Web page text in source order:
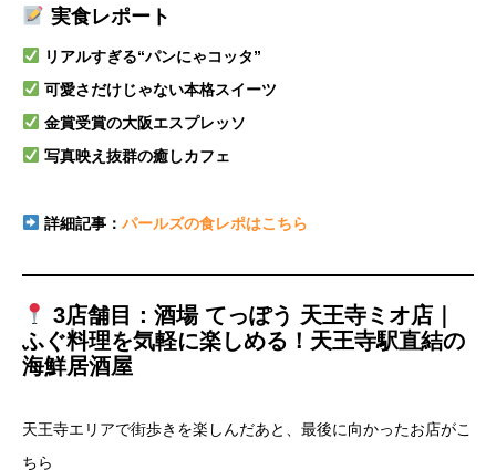
実食レポート
リアルすぎる“パンにゃコッタ”
可愛さだけじゃない本格スイーツ
金賞受賞の大阪エスプレッソ
写真映え抜群の癒しカフェ
詳細記事： パールズの食レポはこちら
3店舗目：酒場 てっぽう 天王寺ミオ店｜
ふぐ料理を気軽に楽しめる！天王寺駅直結の
海鮮居酒屋
天王寺エリアで街歩きを楽しんだあと、最後に向かったお店がこ
ちら